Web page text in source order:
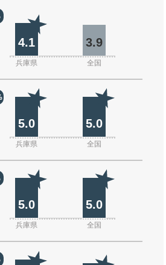
4.1 3.9
兵庫県 全国
5.0 5.0
兵庫県 全国
5.0 5.0
兵庫県 全国